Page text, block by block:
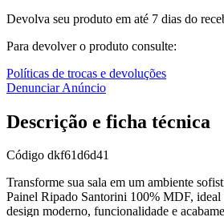
Devolva seu produto em até 7 dias do
Para devolver o produto consulte:
Políticas de trocas e devoluções
Denunciar Anúncio
Descrição e ficha técnica
Código dkf61d6d41
Transforme sua sala em um ambiente
Painel Ripado Santorini 100% MDF, ideal
design moderno, funcionalidade e